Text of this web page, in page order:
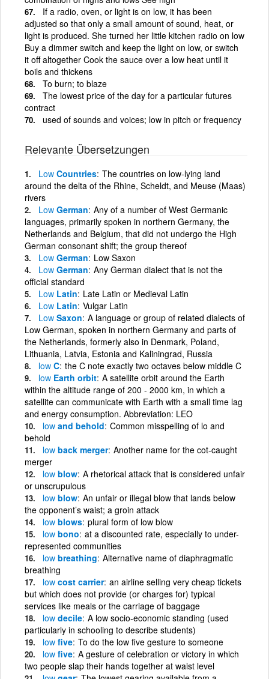
If a radio, oven, or light is on low, it has been
adjusted so that only a small amount of sound, heat, or
light is produced. She turned her little kitchen radio on low
Buy a dimmer switch and keep the light on low, or switch
it off altogether Cook the sauce over a low heat until it
boils and thickens
To burn; to blaze
The lowest price of the day for a particular futures
contract
used of sounds and voices; low in pitch or frequency
Relevante Übersetzungen
Low Countries The countries on low-lying land
around the delta of the Rhine, Scheldt, and Meuse (Maas)
rivers
Low German Any of a number of West Germanic
languages, primarily spoken in northern Germany, the
Netherlands and Belgium, that did not undergo the High
German consonant shift; the group thereof
Low German Low Saxon
Low German Any German dialect that is not the
official standard
Low Latin Late Latin or Medieval Latin
Low Latin Vulgar Latin
Low Saxon A language or group of related dialects of
Low German, spoken in northern Germany and parts of
the Netherlands, formerly also in Denmark, Poland,
Lithuania, Latvia, Estonia and Kaliningrad, Russia
low C the C note exactly two octaves below middle C
low Earth orbit A satellite orbit around the Earth
within the altitude range of 200 - 2000 km, in which a
satellite can communicate with Earth with a small time lag
and energy consumption. Abbreviation: LEO
low and behold Common misspelling of lo and
behold
low back merger Another name for the cot-caught
merger
low blow A rhetorical attack that is considered unfair
or unscrupulous
low blow An unfair or illegal blow that lands below
the opponent’s waist; a groin attack
low blows plural form of low blow
low bono at a discounted rate, especially to under-
represented communities
low breathing Alternative name of diaphragmatic
breathing
low cost carrier an airline selling very cheap tickets
but which does not provide (or charges for) typical
services like meals or the carriage of baggage
low decile A low socio-economic standing (used
particularly in schooling to describe students)
low five To do the low five gesture to someone
low five A gesture of celebration or victory in which
two people slap their hands together at waist level